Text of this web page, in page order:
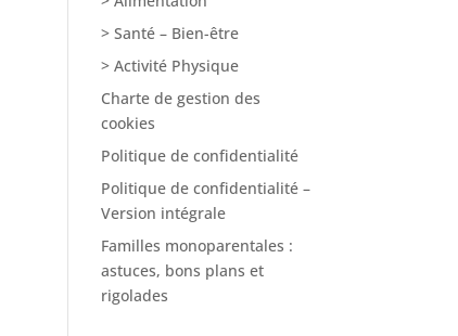
> Santé – Bien-être
> Activité Physique
Charte de gestion des
cookies
Politique de confidentialité
Politique de confidentialité –
Version intégrale
Familles monoparentales :
astuces, bons plans et
rigolades